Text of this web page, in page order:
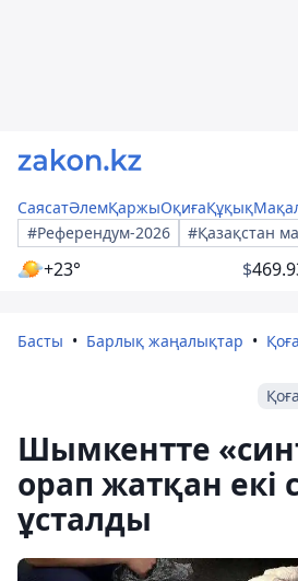
СаясатӘлемҚаржыОқиғаҚұқық
#Референдум-2026
#Қазақстан
+23° $
Басты Барлық жаңалықтар
Шымкентте
орап жатқан екі
ұсталды